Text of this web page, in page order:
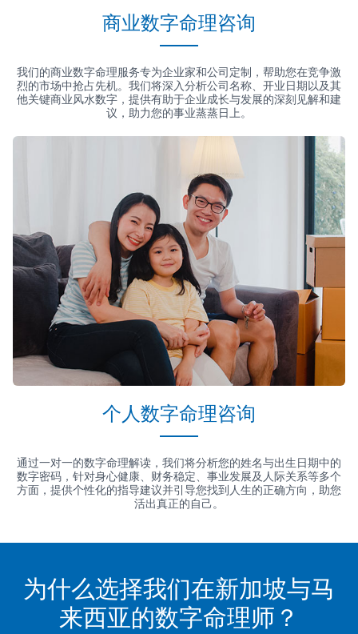
商业数字命理咨询
我们的商业数字命理服务专为企业家和公司定制，帮助您在竞争激
烈的市场中抢占先机。我们将深入分析公司名称、开业日期以及其
他关键商业风水数字，提供有助于企业成长与发展的深刻见解和建
议，助力您的事业蒸蒸日上。
个人数字命理咨询
通过一对一的数字命理解读，我们将分析您的姓名与出生日期中的
数字密码，针对身心健康、财务稳定、事业发展及人际关系等多个
方面，提供个性化的指导建议并引导您找到人生的正确方向，助您
活出真正的自己。
为什么选择我们在新加坡与马
来西亚的数字命理师？